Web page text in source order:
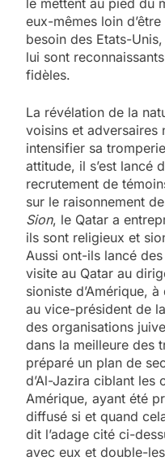
eux-mêmes loin
besoin des Etats-
lui sont
fidèles.
La révélation de la
voisins et adversaires
intensifier sa
attitude, il s’est lancé
recrutement de
sur le raisonnement
Sion, le Qatar a
ils sont religieux et
Aussi ont-ils lancé
visite au Qatar au
sioniste d’Amérique,
au vice-président de
des organisations
dans la meilleure des
préparé un plan de
d’Al-Jazira ciblant les
Amérique, ayant été
diffusé si et quand
dit l’adage cité ci-
avec eux et double-